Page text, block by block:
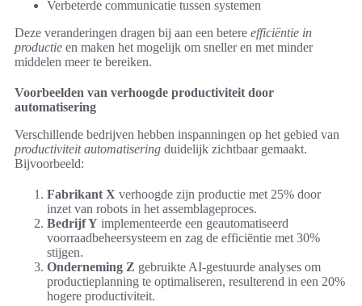
Verbeterde communicatie tussen systemen
Deze veranderingen dragen bij aan een betere efficiëntie in
productie en maken het mogelijk om sneller en met minder
middelen meer te bereiken.
Voorbeelden van verhoogde productiviteit door
automatisering
Verschillende bedrijven hebben inspanningen op het gebied van
productiviteit automatisering duidelijk zichtbaar gemaakt.
Bijvoorbeeld:
Fabrikant X verhoogde zijn productie met 25% door
inzet van robots in het assemblageproces.
Bedrijf Y implementeerde een geautomatiseerd
voorraadbeheersysteem en zag de efficiëntie met 30%
stijgen.
Onderneming Z gebruikte AI-gestuurde analyses om
productieplanning te optimaliseren, resulterend in een 20%
hogere productiviteit.